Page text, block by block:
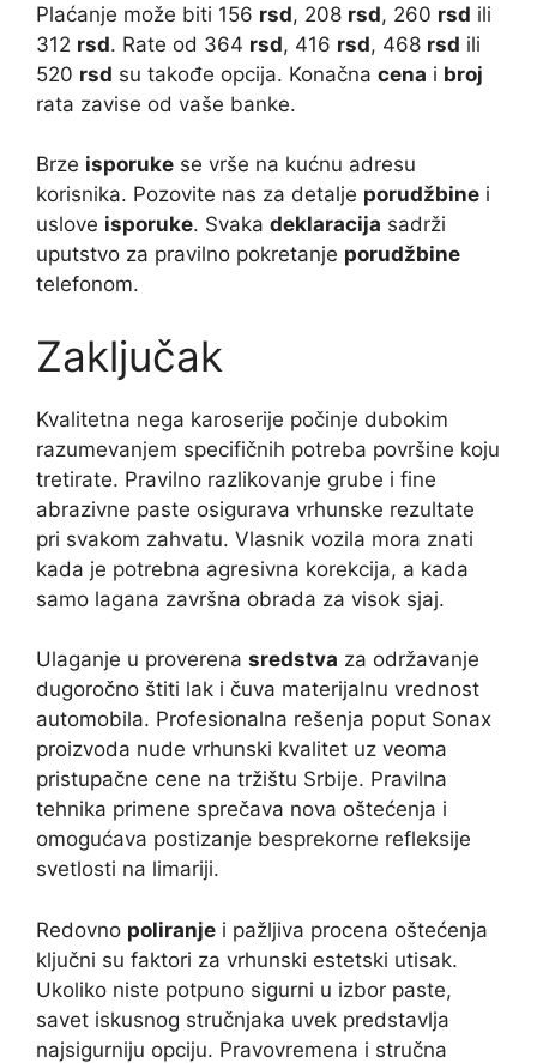
Plaćanje može biti 156 rsd, 208 rsd, 260 rsd ili
312 rsd. Rate od 364 rsd, 416 rsd, 468 rsd ili
520 rsd su takođe opcija. Konačna cena i broj
rata zavise od vaše banke.
Brze isporuke se vrše na kućnu adresu
korisnika. Pozovite nas za detalje porudžbine i
uslove isporuke. Svaka deklaracija sadrži
uputstvo za pravilno pokretanje porudžbine
telefonom.
Zaključak
Kvalitetna nega karoserije počinje dubokim
razumevanjem specifičnih potreba površine koju
tretirate. Pravilno razlikovanje grube i fine
abrazivne paste osigurava vrhunske rezultate
pri svakom zahvatu. Vlasnik vozila mora znati
kada je potrebna agresivna korekcija, a kada
samo lagana završna obrada za visok sjaj.
Ulaganje u proverena sredstva za održavanje
dugoročno štiti lak i čuva materijalnu vrednost
automobila. Profesionalna rešenja poput Sonax
proizvoda nude vrhunski kvalitet uz veoma
pristupačne cene na tržištu Srbije. Pravilna
tehnika primene sprečava nova oštećenja i
omogućava postizanje besprekorne refleksije
svetlosti na limariji.
Redovno poliranje i pažljiva procena oštećenja
ključni su faktori za vrhunski estetski utisak.
Ukoliko niste potpuno sigurni u izbor paste,
savet iskusnog stručnjaka uvek predstavlja
najsigurniju opciju. Pravovremena i stručna